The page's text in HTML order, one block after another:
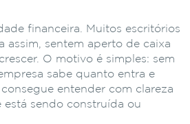
financeira. Muitos escritórios
assim, sentem aperto de caixa
O motivo é simples: sem
sabe quanto entra e
entender com clareza
está sendo construída ou